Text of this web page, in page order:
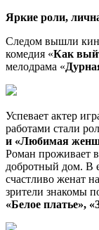
Яркие роли,
Следом вышли
комедия «Как
мелодрама «
Успевает актер
работами стали
и «Любимая
Роман проживает
добротный дом. В
счастливо женат
зрители знакомы
«Белое платье»,